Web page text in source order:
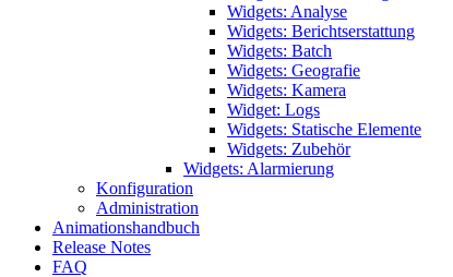
Widgets: Analyse
Widgets: Berichtserstattung
Widgets: Batch
Widgets: Geografie
Widgets: Kamera
Widget: Logs
Widgets: Statische Elemente
Widgets: Zubehör
Widgets: Alarmierung
Konfiguration
Administration
Animationshandbuch
Release Notes
FAQ